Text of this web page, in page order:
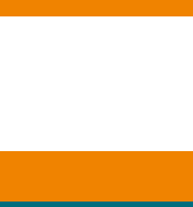
veld leeg te laten.